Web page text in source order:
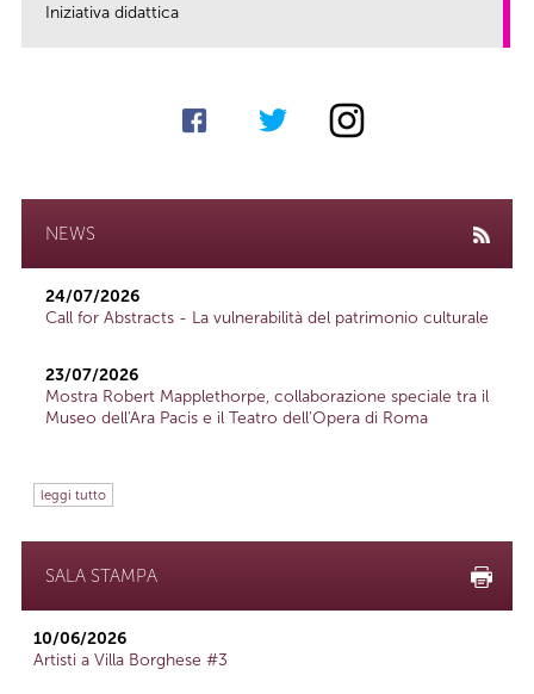
Iniziativa didattica
NEWS
24/07/2026
Call for Abstracts - La vulnerabilità del patrimonio culturale
23/07/2026
Mostra Robert Mapplethorpe, collaborazione speciale tra il
Museo dell'Ara Pacis e il Teatro dell'Opera di Roma
leggi tutto
SALA STAMPA
10/06/2026
Artisti a Villa Borghese #3